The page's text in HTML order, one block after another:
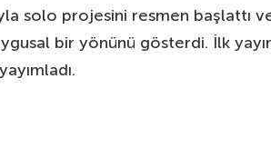
solo projesini resmen başlattı ve
bir yönünü gösterdi. İlk